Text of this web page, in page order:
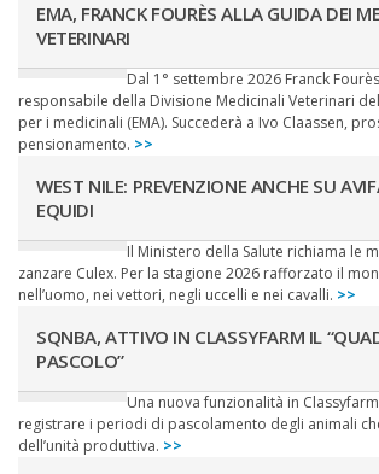
EMA, FRANCK FOURÈS ALLA GUIDA DEI
VETERINARI
Dal 1° settembre 2026 Franck
responsabile della Divisione Medicinali Veterinari
per i medicinali (EMA). Succederà a Ivo Claassen,
pensionamento. >>
WEST NILE: PREVENZIONE ANCHE SU
EQUIDI
Il Ministero della Salute richiama le
zanzare Culex. Per la stagione 2026 rafforzato il
nell’uomo, nei vettori, negli uccelli e nei cavalli. >>
SQNBA, ATTIVO IN CLASSYFARM IL
PASCOLO”
Una nuova funzionalità in
registrare i periodi di pascolamento degli animali
dell’unità produttiva. >>